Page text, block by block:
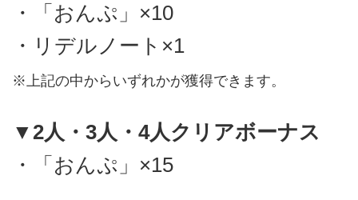
・「おんぷ」×10
・リデルノート×1
※上記の中からいずれかが獲得できます。
▼2人・3人・4人クリアボーナス
・「おんぷ」×15